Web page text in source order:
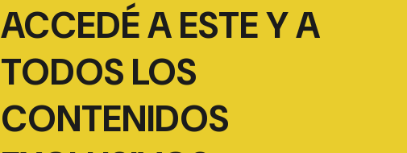
ACCEDÉ A ESTE Y A
TODOS LOS
CONTENIDOS